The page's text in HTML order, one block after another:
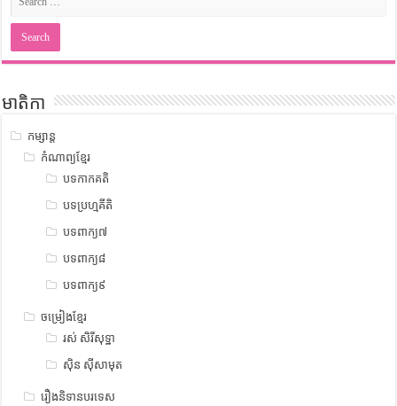
មាតិកា
កម្សាន្ត
កំណាព្យខ្មែរ
បទកាកគតិ
បទប្រហ្មគីតិ
បទពាក្យ៧
បទពាក្យ៨
បទពាក្យ៩
ចម្រៀងខ្មែរ
រស់ សិរីសុទ្ឋា
ស៊ិន ស៊ីសាមុត
រឿងនិទានបរទេស